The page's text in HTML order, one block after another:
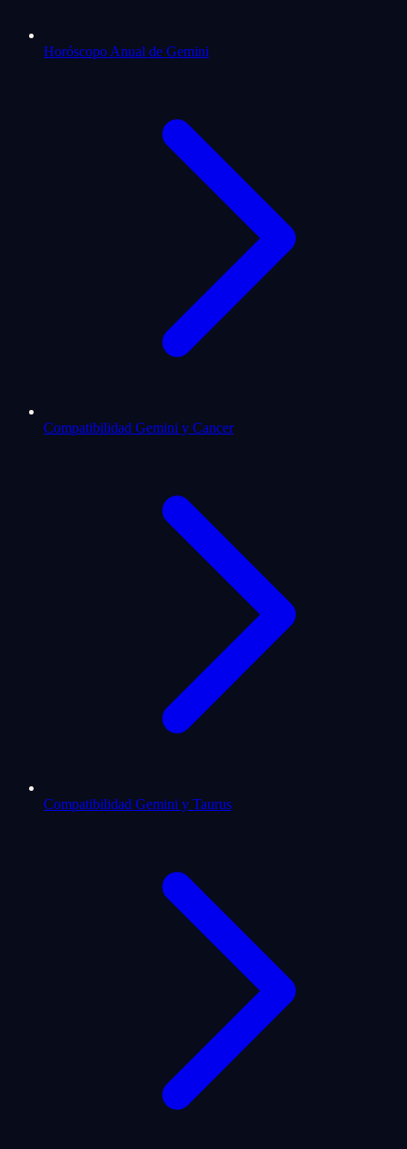
Horóscopo Anual de Gemini
Compatibilidad Gemini y Cancer
Compatibilidad Gemini y Taurus